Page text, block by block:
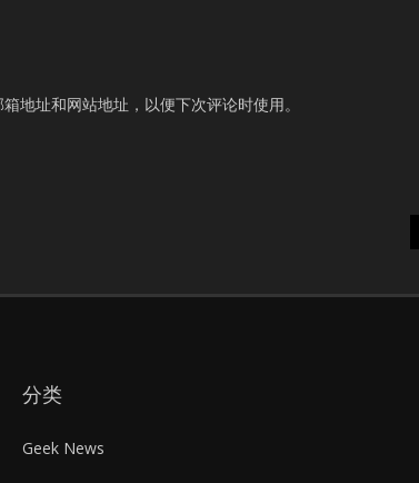
地址和网站地址，以便下次评论时使用。
分类
Geek News